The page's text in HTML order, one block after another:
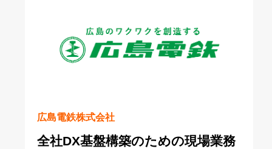
広島電鉄株式会社
全社DX基盤構築のための現場業務